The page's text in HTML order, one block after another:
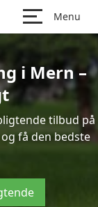
Menu
i Mern –
tilbud på
få den bedste